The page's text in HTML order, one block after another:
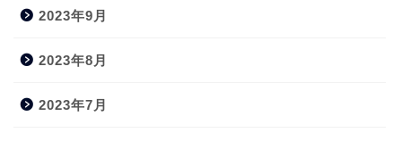
2023年9月
2023年8月
2023年7月